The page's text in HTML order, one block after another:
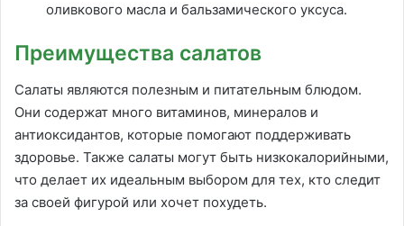
оливкового масла и бальзамического уксуса.
Преимущества салатов
Салаты являются полезным и питательным блюдом.
Они содержат много витаминов, минералов и
антиоксидантов, которые помогают поддерживать
здоровье. Также салаты могут быть низкокалорийными,
что делает их идеальным выбором для тех, кто следит
за своей фигурой или хочет похудеть.